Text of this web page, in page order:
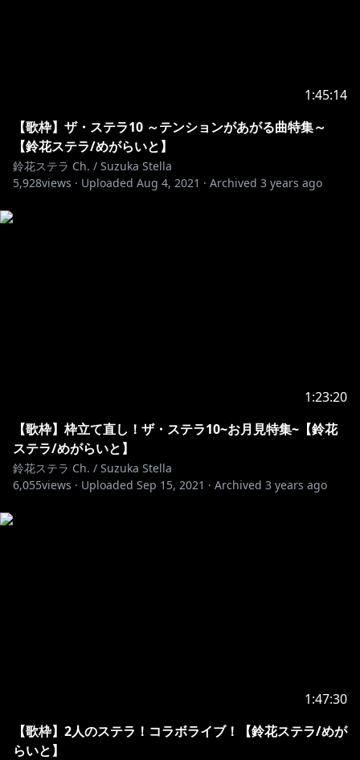
https://www.youtube.com/user/BUMPsan
https://www.youtube.com/user/MrKathyHarry
1:45:14
【歌枠】ザ・ステラ10 ～テンションがあがる曲特集～
【鈴花ステラ/めがらいと】
鈴花ステラ Ch. / Suzuka Stella
5,928views · Uploaded Aug 4, 2021 · Archived 3 years ago
1:23:20
【歌枠】枠立て直し！ザ・ステラ10~お月見特集~【鈴花
ステラ/めがらいと】
鈴花ステラ Ch. / Suzuka Stella
6,055views · Uploaded Sep 15, 2021 · Archived 3 years ago
1:47:30
【歌枠】2人のステラ！コラボライブ！【鈴花ステラ/めが
らいと】